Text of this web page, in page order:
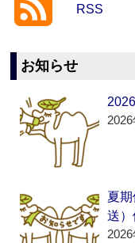
RSS
お知らせ
夏
送